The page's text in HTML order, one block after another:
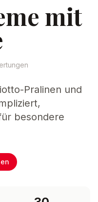
mit
Pralinen und
besondere